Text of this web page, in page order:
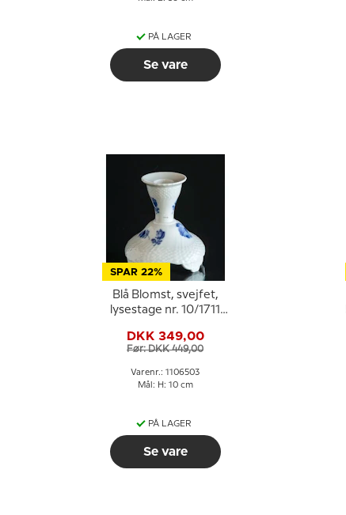
PÅ LAGER
Se vare
SPAR 22%
Blå Blomst, svejfet,
lysestage nr. 10/1711
Copenhagen
DKK 349,00
Før: DKK 449,00
Varenr.: 1106503
Mål: H: 10 cm
PÅ LAGER
Se vare